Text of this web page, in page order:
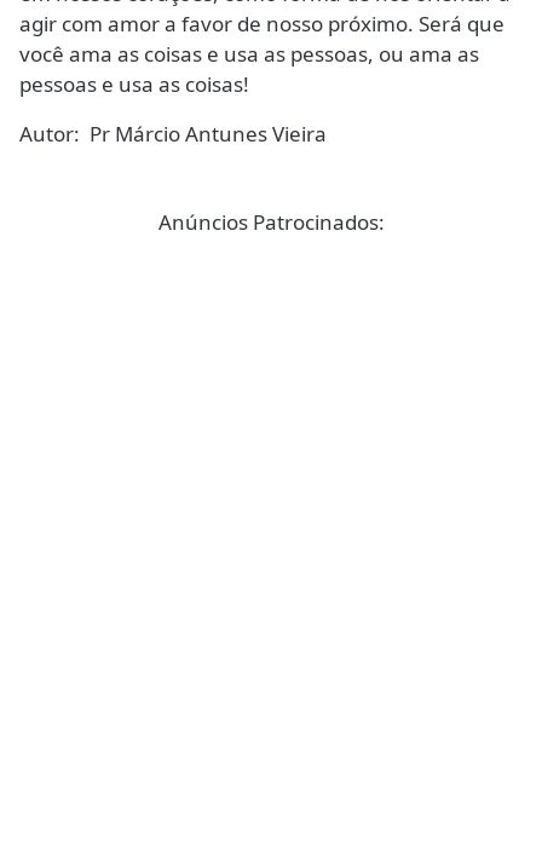
agir com amor a favor de nosso próximo. Será que
você ama as coisas e usa as pessoas, ou ama as
pessoas e usa as coisas!
Autor: Pr Márcio Antunes Vieira
Anúncios Patrocinados: